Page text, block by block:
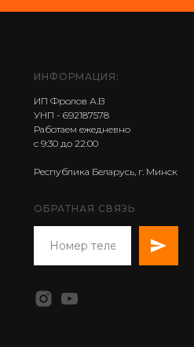
ИНФОРМАЦИЯ:
ИП Фролов А.В
УНП - 692187578
Работаем ежедневно
с 9:30 до 22:00
Республика Беларусь, г. Минск
ОБРАТНАЯ СВЯЗЬ